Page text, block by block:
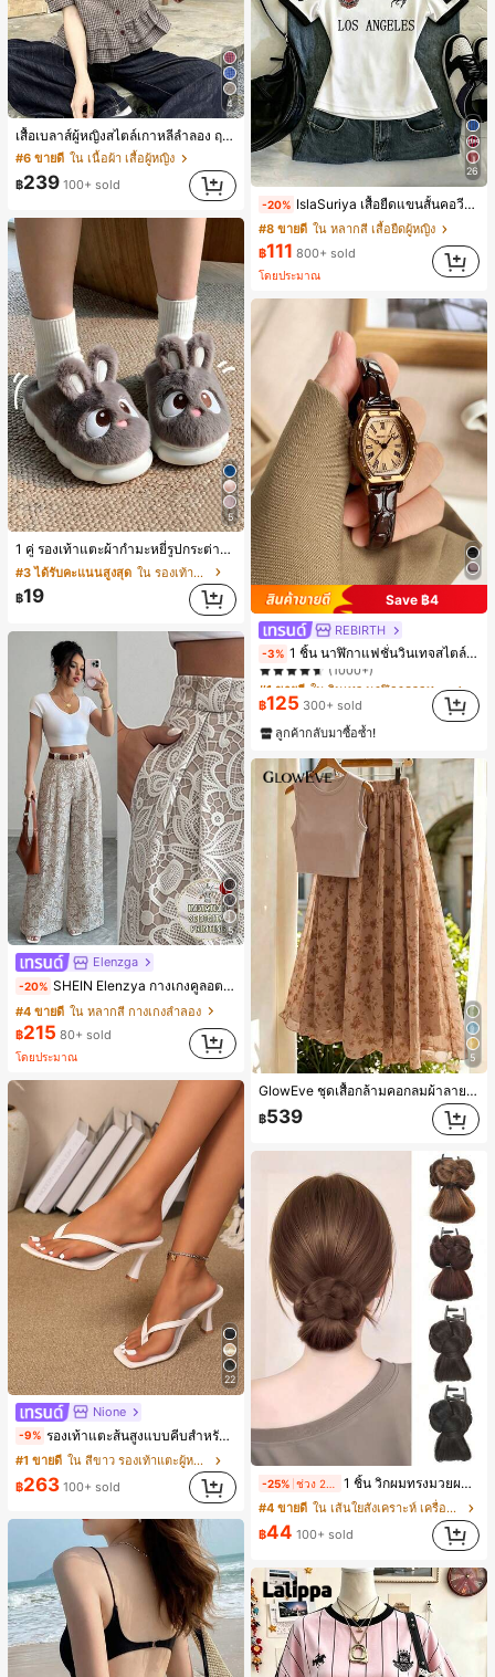
4
เสื้อเบลาส์ผู้หญิงสไตล์เกาหลีลำลอง ฤดูใบไม้ผลิ/ฤดูร้อนใหม่ ชายระบาย ชิคและหรูหรา
#6 ขายดี ใน เนื้อผ้า เสื้อผู้หญิง
฿239 100+ sold
5
1 คู่ รองเท้าแตะผ้ากำมะหยี่รูปกระต่ายสำหรับผู้หญิง, อบอุ่นและสบาย, เหมาะสำหรับใส่ลำลองในฤดูใบไม้ร่วง/ฤดูหนาว, รองเท้าบ้านผู้หญิงหรูหราใหม่, ส้นเตี้ย, หัวกลมเรียบง่าย, อุปกรณ์เสริมสำหรับฤดูหนาวที่อบอุ่น, รองเท้าแตะผ้ากำมะหยี่น่ารัก, ของขวัญปีใหม่/วันวาเลนไทน์ในอุดมคติ, รองเท้าแตะคู่รัก, ของขวัญวันแม่, สวน, ของตกแต่งห้องครัว, ฤดูร้อน, ชายหาด, ของใช้จำเป็นสำหรับการเดินทาง, ของตกแต่งห้อง, นุ่มนิ่ม, การสำเร็จการศึกษา, ชั้นวางรองเท้า, ประหยัดพื้นที่จัดเก็บ, กลางแจ้ง, สวน, พิธีสำเร็จการศึกษา, พิธีจบการศึกษา, ยินดีด้วยบัณฑิต, บัณฑิตที่สำเร็จการศึกษา, ผู้กล่าวคำอำลา, เรียนจบ, งานเลี้ยงจบการศึกษา
#3 ได้รับคะแนนสูงสุด
ใน รองเท้าแตะใส่ในบ้าน
฿19
5
Elenzga
-20% SHEIN Elenzya กางเกงคูลอตลายจุดเอวสูงแบบใหม่สำหรับฤดูใบไม้ผลิ/ฤดูร้อน, สไตล์หรูหราเหมาะสำหรับใส่ในชีวิตประจำวันและทำงาน, ให้ความรู้สึกวินเทจสำหรับฤดูรับปริญญา, เทศกาลดนตรี, การแข่งม้าดาร์บี้, วันประกาศอิสรภาพ
#4 ขายดี ใน หลากสี กางเกงลำลอง
฿215 80+ sold
โดยประมาณ
22
Nione
-9% รองเท้าแตะส้นสูงแบบคีบสำหรับผู้หญิง สไตล์คลาสสิก สีบล็อก สไตล์แฟรี่ฤดูร้อน ส้นเข็ม รองเท้าแตะแบบคีบ รองเท้าแตะชายหาดแฟชั่นสายไขว้ รองเท้าผู้หญิง สำหรับออฟฟิศ บ้าน กลางแจ้ง ดีไซน์หัวเหลี่ยม ชิคและหรูหรา สำหรับเดทไนท์
#1 ขายดี
ใน สีขาว รองเท้าแตะผู้หญิง
฿263 100+ sold
26
-20% IslaSuriya เสื้อยืดแขนสั้นคอวีพิมพ์ลายสีตัดกันสำหรับผู้หญิง
#8 ขายดี ใน หลากสี เสื้อยืดผู้หญิง
฿111 800+ sold
โดยประมาณ
Save ฿4
REBIRTH
-3% 1 ชิ้น นาฬิกาแฟชั่นวินเทจสไตล์มินิมอลเลขโรมันสำหรับผู้หญิง เหมาะสำหรับการตกแต่งประจำวัน
#1 ขายดี
(1000+)
#1 ขายดี
(1000+)
#1 ขายดี
(1000+)
ใน วินเทจ นาฬิกาควอทซ์ผู้หญิง
(1000+)
฿125 300+ sold
ลูกค้ากลับมาซื้อซ้ำ!
5
GlowEve ชุดเสื้อกล้ามคอกลมผ้าลายนูนและกระโปรงมิดิลายดอกไม้สไตล์ลำลองหรูหรา
฿539
-25% 1 ชิ้น วิกผมทรงมวยผมยุ่งเหยิงพร้อมคลิปหนีบผม, คลิปหนีบผมสังเคราะห์ที่ได้รับการอัปเกรดแฟชั่น, วิกผมเส้นใยทนความร้อนสูงที่ออกแบบมาสำหรับผู้หญิง, ใช้งานง่ายโดยไม่ต้องใช้เครื่องมือ, เหมาะสำหรับสไตล์สบายๆ, อุปกรณ์เสริมผมที่สมบูรณ์แบบสำหรับผู้หญิง คลิปหนีบผม คลิปหนีบผมสบายๆ แฟชั่นผม คลิปหนีบผมหรูหรา ฤดูร้อน ชายหาด วันหยุด
#4 ขายดี
ใน เส้นใยสังเคราะห์ เครื่องประดับผมผู้หญิง
฿44 100+ sold